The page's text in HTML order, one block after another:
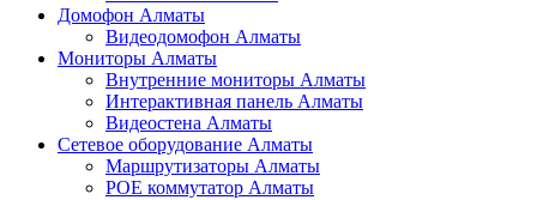
Домофон Алматы
Видеодомофон Алматы
Мониторы Алматы
Внутренние мониторы Алматы
Интерактивная панель Алматы
Видеостена Алматы
Сетевое оборудование Алматы
Маршрутизаторы Алматы
POE коммутатор Алматы